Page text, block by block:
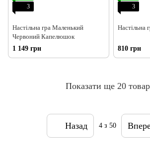
3
Настільна гра Маленький
Червоний Капелюшок
1 149 грн
3
Настільна
810 грн
Показати ще 20
Назад 4 з 50